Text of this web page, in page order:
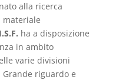
alla ricerca
materiale
ha a disposizione
in ambito
varie divisioni
Grande riguardo e